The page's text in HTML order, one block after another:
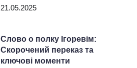
21.05.2025
Слово о полку Ігоревім:
Скорочений переказ та
ключові моменти